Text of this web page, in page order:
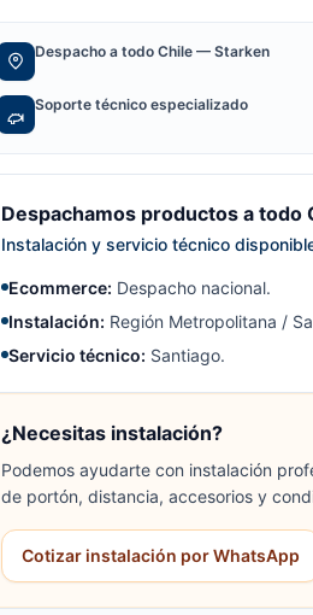
Despacho a todo Chile — Starken
Soporte técnico especializado
Despachamos productos a todo
Instalación y servicio técnico
Ecommerce: Despacho nacional.
Instalación: Región Metropolitana /
Servicio técnico: Santiago.
¿Necesitas instalación?
Podemos ayudarte con instalación
de portón, distancia, accesorios y
Cotizar instalación por WhatsApp